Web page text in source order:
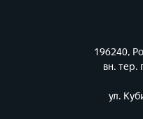
196240,
вн. тер.
ул.